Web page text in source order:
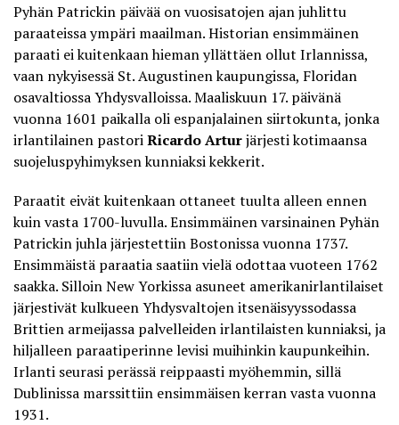
Pyhän Patrickin päivää on vuosisatojen ajan juhlittu
paraateissa ympäri maailman. Historian ensimmäinen
paraati ei kuitenkaan hieman yllättäen ollut Irlannissa,
vaan nykyisessä St. Augustinen kaupungissa, Floridan
osavaltiossa Yhdysvalloissa. Maaliskuun 17. päivänä
vuonna 1601 paikalla oli espanjalainen siirtokunta, jonka
irlantilainen pastoriRicardo Arturjärjesti kotimaansa
suojeluspyhimyksen kunniaksi kekkerit.
Paraatit eivät kuitenkaan ottaneet tuulta alleen ennen
kuin vasta 1700-luvulla. Ensimmäinen varsinainen Pyhän
Patrickin juhla järjestettiin Bostonissa vuonna 1737.
Ensimmäistä paraatia saatiin vielä odottaa vuoteen 1762
saakka. Silloin New Yorkissa asuneet amerikanirlantilaiset
järjestivät kulkueen Yhdysvaltojen itsenäisyyssodassa
Brittien armeijassa palvelleiden irlantilaisten kunniaksi, ja
hiljalleen paraatiperinne levisi muihinkin kaupunkeihin.
Irlanti seurasi perässä reippaasti myöhemmin, sillä
Dublinissa marssittiin ensimmäisen kerran vasta vuonna
1931.